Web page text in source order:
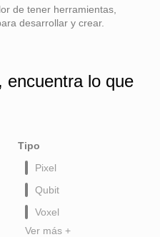
de tener herramientas,
desarrollar y crear.
encuentra lo que
Tipo
Pixel
Qubit
Voxel
Ver más +